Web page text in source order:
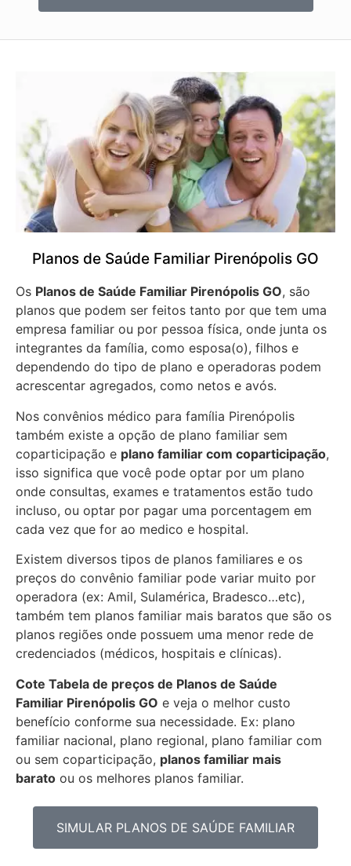
Planos de Saúde Familiar Pirenópolis GO
Os Planos de Saúde Familiar Pirenópolis GO, são
planos que podem ser feitos tanto por que tem uma
empresa familiar ou por pessoa física, onde junta os
integrantes da família, como esposa(o), filhos e
dependendo do tipo de plano e operadoras podem
acrescentar agregados, como netos e avós.
Nos convênios médico para família Pirenópolis
também existe a opção de plano familiar sem
coparticipação e plano familiar com coparticipação,
isso significa que você pode optar por um plano
onde consultas, exames e tratamentos estão tudo
incluso, ou optar por pagar uma porcentagem em
cada vez que for ao medico e hospital.
Existem diversos tipos de planos familiares e os
preços do convênio familiar pode variar muito por
operadora (ex: Amil, Sulamérica, Bradesco…etc),
também tem planos familiar mais baratos que são os
planos regiões onde possuem uma menor rede de
credenciados (médicos, hospitais e clínicas).
Cote Tabela de preços de Planos de Saúde
Familiar Pirenópolis GO e veja o melhor custo
benefício conforme sua necessidade. Ex: plano
familiar nacional, plano regional, plano familiar com
ou sem coparticipação, planos familiar mais
barato ou os melhores planos familiar.
SIMULAR PLANOS DE SAÚDE FAMILIAR